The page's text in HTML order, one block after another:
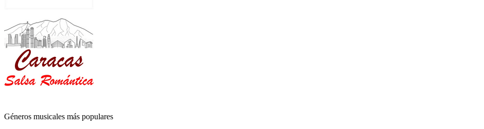
Géneros musicales más populares